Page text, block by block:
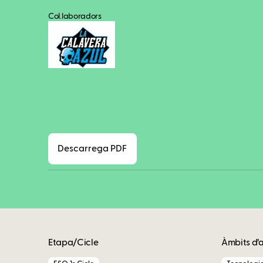
Col.laboradors
Descarrega PDF
Etapa/Cicle Àmbits